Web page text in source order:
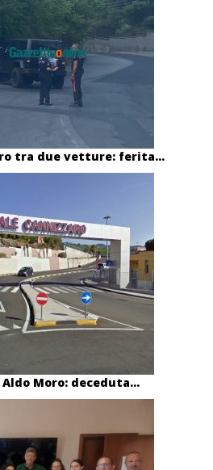
tra due vetture: ferita...
Moro: deceduta...